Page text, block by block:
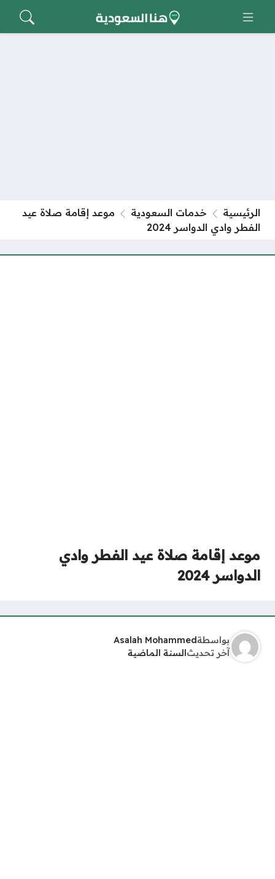
الرئيسية خدمات السعودية
موعد إقامة صلاة عيد
الفطر وادي الدواسر 2024
موعد إقامة صلاة عيد الفطر وادي
الدواسر 2024
بواسطةAsalah Mohammed
آخر تحديثالسنة الماضية